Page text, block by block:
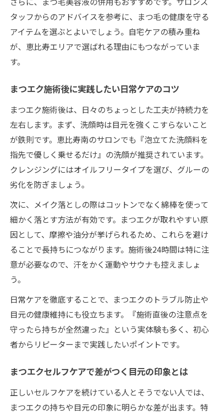
タッフからのアドバイスを参考に、まつ毛の健康を守る
アイテムを選ぶとよいでしょう。自宅ケアの積み重ね
が、恵比寿エリアで選ばれる理由にもつながっていま
す。
まつエク施術後に実践したい日常ケアのコツ
まつエク施術後は、日々のちょっとした工夫が持続力を
左右します。まず、洗顔時は目元を強くこすらないこと
が鉄則です。恵比寿南のサロンでも『泡立てた洗顔料を
指先で優しく乗せるだけ』の洗顔が推奨されています。
クレンジングにはオイルフリータイプを選び、グルーの
劣化を防ぎましょう。
次に、メイク落としの際はコットンでなく綿棒を使って
細かく落とす方法が有効です。まつエクが取れやすい原
因として、摩擦や油分が挙げられるため、これらを避け
ることで長持ちにつながります。施術後24時間は特に注
意が必要なので、汗をかく運動やサウナも控えましょ
う。
日常ケアを徹底することで、まつエクのトラブル防止や
目元の健康維持にも役立ちます。『施術直後の注意点を
守ったら持ちが全然違った』という実体験も多く、初心
者からリピーターまで実践したいポイントです。
まつエクセルフケアで差がつく目元の印象とは
正しいセルフケアを続けている人とそうでない人では、
まつエクの持ちや目元の印象に明らかな差が出ます。特